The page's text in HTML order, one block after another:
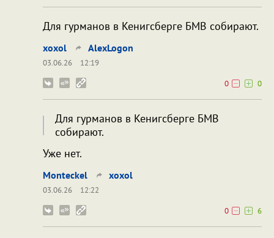
Для гурманов в Кенигсберге БМВ собирают.
xoxol AlexLogon
03.06.26
12:19
0
0
Для гурманов в Кенигсберге БМВ
собирают.
Уже нет.
Monteckel xoxol
03.06.26
12:22
0
6